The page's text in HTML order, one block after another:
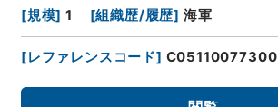
[規模] 1 [組織歴/履歴] 海軍
[レファレンスコード] C05110077300